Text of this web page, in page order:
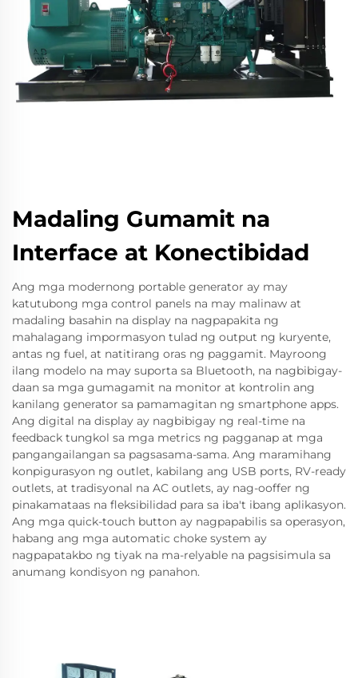
Madaling Gumamit na
Interface at Konectibidad
Ang mga modernong portable generator ay may
katutubong mga control panels na may malinaw at
madaling basahin na display na nagpapakita ng
mahalagang impormasyon tulad ng output ng kuryente,
antas ng fuel, at natitirang oras ng paggamit. Mayroong
ilang modelo na may suporta sa Bluetooth, na nagbibigay-
daan sa mga gumagamit na monitor at kontrolin ang
kanilang generator sa pamamagitan ng smartphone apps.
Ang digital na display ay nagbibigay ng real-time na
feedback tungkol sa mga metrics ng pagganap at mga
pangangailangan sa pagsasama-sama. Ang maramihang
konpigurasyon ng outlet, kabilang ang USB ports, RV-ready
outlets, at tradisyonal na AC outlets, ay nag-ooffer ng
pinakamataas na fleksibilidad para sa iba't ibang aplikasyon.
Ang mga quick-touch button ay nagpapabilis sa operasyon,
habang ang mga automatic choke system ay
nagpapatakbo ng tiyak na ma-relyable na pagsisimula sa
anumang kondisyon ng panahon.